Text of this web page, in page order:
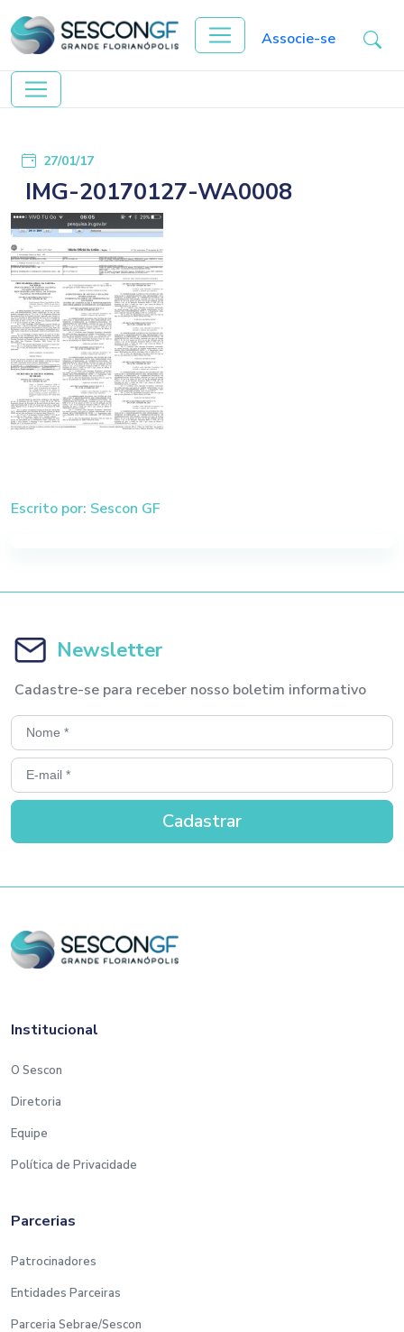
Associe-se
27/01/17
IMG-20170127-WA0008
Escrito por: Sescon GF
Newsletter
Cadastre-se para receber nosso boletim informativo
Institucional
O Sescon
Diretoria
Equipe
Política de Privacidade
Parcerias
Patrocinadores
Entidades Parceiras
Parceria Sebrae/Sescon